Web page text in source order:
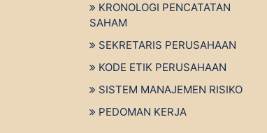
KRONOLOGI PENCATATAN
SAHAM
SEKRETARIS PERUSAHAAN
KODE ETIK PERUSAHAAN
SISTEM MANAJEMEN RISIKO
PEDOMAN KERJA